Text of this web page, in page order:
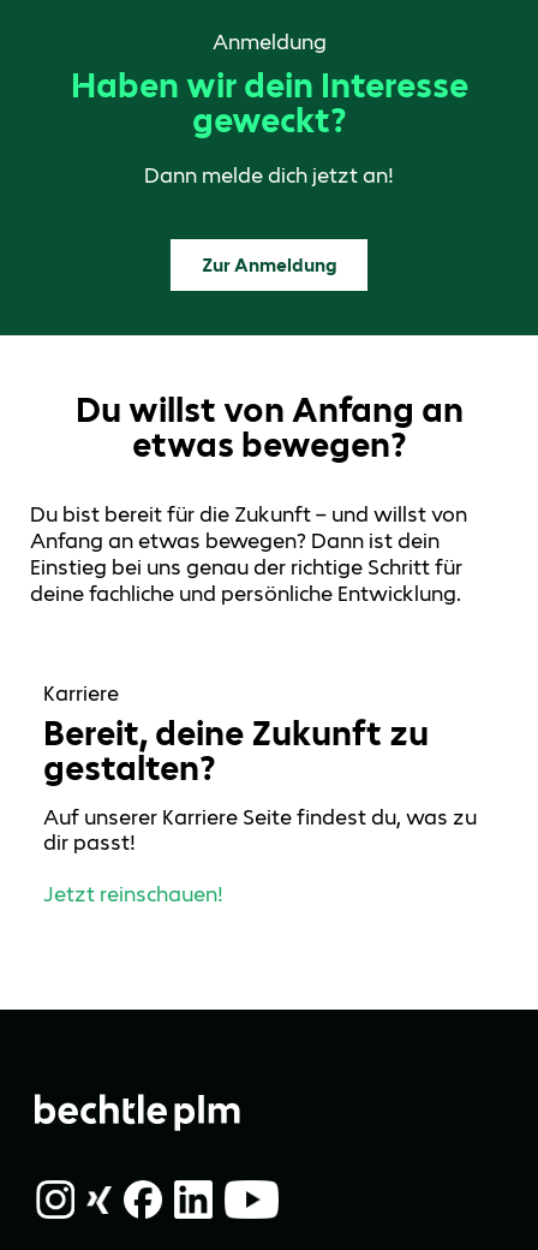
Anmeldung
Haben wir dein Interesse
geweckt?
Dann melde dich jetzt an!
Zur Anmeldung
Du willst von Anfang an
etwas bewegen?
Du bist bereit für die Zukunft – und willst von
Anfang an etwas bewegen? Dann ist dein
Einstieg bei uns genau der richtige Schritt für
deine fachliche und persönliche Entwicklung.
Karriere
Bereit, deine Zukunft zu
gestalten?
Auf unserer Karriere Seite findest du, was zu
dir passt!
Jetzt reinschauen!